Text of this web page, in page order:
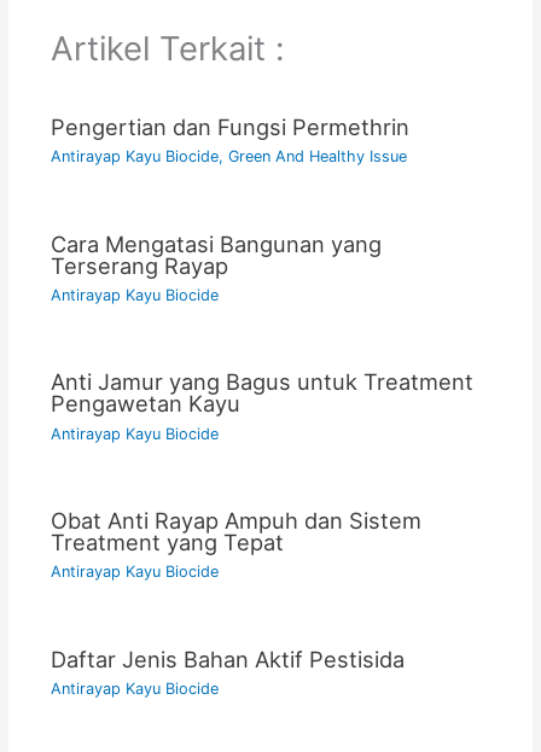
Artikel Terkait :
Pengertian dan Fungsi Permethrin
Antirayap Kayu Biocide, Green And Healthy Issue
Cara Mengatasi Bangunan yang
Terserang Rayap
Antirayap Kayu Biocide
Anti Jamur yang Bagus untuk Treatment
Pengawetan Kayu
Antirayap Kayu Biocide
Obat Anti Rayap Ampuh dan Sistem
Treatment yang Tepat
Antirayap Kayu Biocide
Daftar Jenis Bahan Aktif Pestisida
Antirayap Kayu Biocide